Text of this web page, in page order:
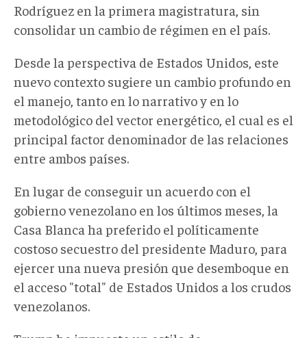
Rodríguez en la primera magistratura, sin
consolidar un cambio de régimen en el país.
Desde la perspectiva de Estados Unidos, este
nuevo contexto sugiere un cambio profundo en
el manejo, tanto en lo narrativo y en lo
metodológico del vector energético, el cual es el
principal factor denominador de las relaciones
entre ambos países.
En lugar de conseguir un acuerdo con el
gobierno venezolano en los últimos meses, la
Casa Blanca ha preferido el políticamente
costoso secuestro del presidente Maduro, para
ejercer una nueva presión que desemboque en
el acceso "total" de Estados Unidos a los crudos
venezolanos.